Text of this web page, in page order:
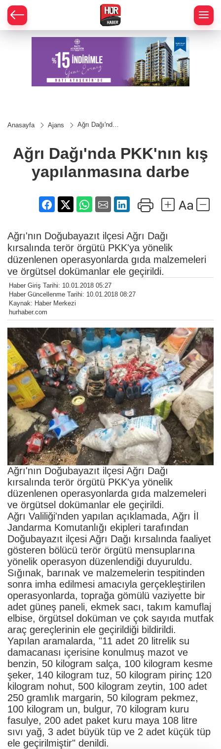
Anasayfa Ajans
Ağrı Dağı'nda
darbe
Ağrı Dağı'nda PKK'nın kış
yapılanmasına darbe
Ağrı'nın Doğubayazıt ilçesi Ağrı Dağı
kırsalında terör örgütü PKK'ya yönelik
düzenlenen operasyonlarda gıda malzemeleri
ve örgütsel dokümanlar ele geçirildi.
Haber Giriş Tarihi: 10.01.2018 05:27
Haber Güncellenme Tarihi: 10.01.2018 08:27
Kaynak: Haber Merkezi
hurhaber.com
Ağrı'nın Doğubayazıt ilçesi Ağrı Dağı
kırsalında terör örgütü PKK'ya yönelik
düzenlenen operasyonlarda gıda malzemeleri
ve örgütsel dokümanlar ele geçirildi.
Ağrı Valiliği'nden yapılan açıklamada, Ağrı İl
Jandarma Komutanlığı ekipleri tarafından
Doğubayazıt ilçesi Ağrı Dağı kırsalında faaliyet
gösteren bölücü terör örgütü mensuplarına
yönelik operasyon düzenlendiği duyuruldu.
Sığınak, barınak ve malzemelerin tespitinden
sonra imha edilmesi amacıyla gerçekleştirilen
operasyonlarda, toprağa gömülü vaziyette bir
adet güneş paneli, ekmek sacı, takım kamuflaj
elbise, örgütsel doküman ve çok sayıda mutfak
araç gereçlerinin ele geçirildiği bildirildi.
Yapılan aramalarda, "11 adet 20 litrelik su
damacanası içerisine konulmuş mazot ve
benzin, 50 kilogram salça, 100 kilogram kesme
şeker, 140 kilogram tuz, 50 kilogram pirinç 120
kilogram nohut, 500 kilogram zeytin, 100 adet
250 gramlık margarin, 50 kilogram pekmez,
100 kilogram un, bulgur, 70 kilogram kuru
fasulye, 200 adet paket kuru maya 108 litre
sıvı yağ, 3 adet büyük tüp ve 2 adet küçük tüp
ele geçirilmiştir" denildi.